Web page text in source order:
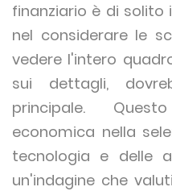
finanziario è di
nel considerare le
vedere l'intero
sui dettagli,
principale.
economica nella
tecnologia e delle
un'indagine che